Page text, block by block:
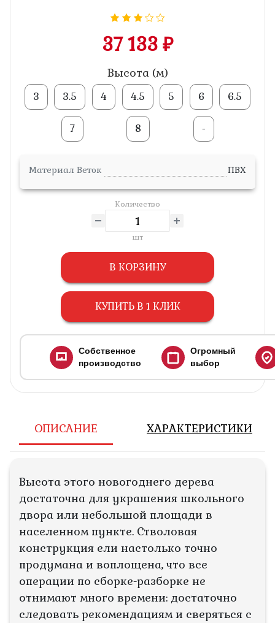
37 133 ₽
Высота (м)
3 3.5 4 4.5 5 6 6.5
7 8 -
Материал Веток ПВХ
Количество
шт
В КОРЗИНУ
КУПИТЬ В 1 КЛИК
Собственное
производство
Огромный
выбор
ОПИСАНИЕ ХАРАКТЕРИСТИКИ
Высота этого новогоднего дерева
достаточна для украшения школьного
двора или небольшой площади в
населенном пункте. Стволовая
конструкция ели настолько точно
продумана и воплощена, что все
операции по сборке-разборке не
отнимают много времени: достаточно
следовать рекомендациям и сверяться с